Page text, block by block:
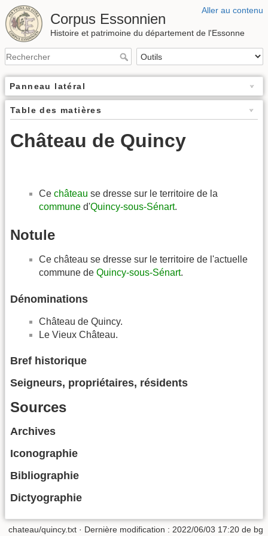
Aller au contenu
Corpus Essonnien
Histoire et patrimoine du département de l'Essonne
Panneau latéral
Table des matières
Château de Quincy
Ce château se dresse sur le territoire de la
commune d'Quincy-sous-Sénart.
Notule
Ce château se dresse sur le territoire de l'actuelle
commune de Quincy-sous-Sénart.
Dénominations
Château de Quincy.
Le Vieux Château.
Bref historique
Seigneurs, propriétaires, résidents
Sources
Archives
Iconographie
Bibliographie
Dictyographie
chateau/quincy.txt · Dernière modification : 2022/06/03 17:20 de bg